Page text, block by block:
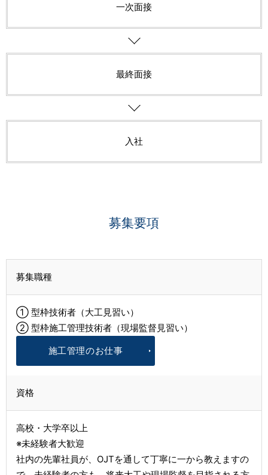
一次面接
最終面接
入社
募集要項
募集職種
① 型枠技術者（大工見習い）
② 型枠施工管理技術者（現場監督見習い）
施工管理のお仕事
資格
高校・大学卒以上
※未経験者大歓迎
社内の先輩社員が、OJTを通して丁寧に一から教えますの